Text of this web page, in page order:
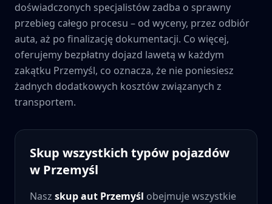
doświadczonych specjalistów zadba o sprawny
przebieg całego procesu – od wyceny, przez odbiór
auta, aż po finalizację dokumentacji. Co więcej,
oferujemy bezpłatny dojazd lawetą w każdym
zakątku Przemyśl, co oznacza, że nie poniesiesz
żadnych dodatkowych kosztów związanych z
transportem.
Skup wszystkich typów pojazdów
w Przemyśl
Nasz skup aut Przemyśl obejmuje wszystkie